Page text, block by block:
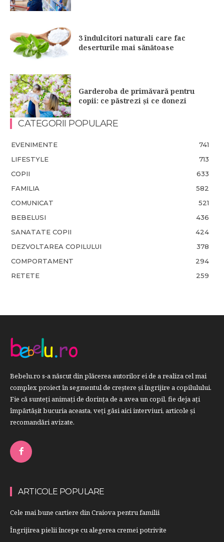
3 îndulcitori naturali care fac
deserturile mai sănătoase
Garderoba de primăvară pentru
copii: ce păstrezi și ce donezi
CATEGORII POPULARE
EVENIMENTE
741
LIFESTYLE
713
COPII
633
FAMILIA
582
COMUNICAT
521
BEBELUSI
436
SANATATE COPII
424
DEZVOLTAREA COPILULUI
378
COMPORTAMENT
294
RETETE
259
Bebelu.ro s-a născut din plăcerea autorilor ei de a realiza cel mai
complex proiect în segmentul de creştere şi îngrijire a copilulului.
Fie că sunteţi animaţi de dorinţa de a avea un copil, fie deja aţi
împărtăşit bucuria aceasta, veți găsi aici interviuri, articole şi
recomandări avizate.
ARTICOLE POPULARE
Cele mai bune cartiere din Craiova pentru familii
Îngrijirea pielii începe cu alegerea cremei potrivite